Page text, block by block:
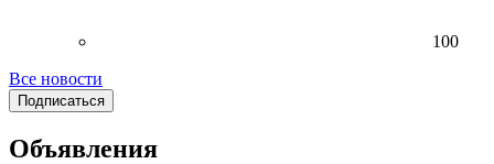
100
Все новости
Подписаться
Объявления